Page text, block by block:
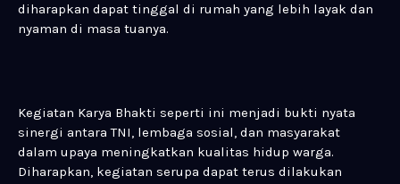
diharapkan dapat tinggal di rumah yang lebih layak dan
nyaman di masa tuanya.
Kegiatan Karya Bhakti seperti ini menjadi bukti nyata
sinergi antara TNI, lembaga sosial, dan masyarakat
dalam upaya meningkatkan kualitas hidup warga.
Diharapkan, kegiatan serupa dapat terus dilakukan